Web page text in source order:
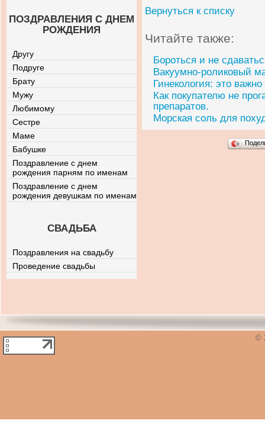
Вернуться к списку
Читайте также:
Бороться и не
Вакуумно-роликовый
Гинекология: это важно
Как покупателю не
препаратов.
Морская соль для
ПОЗДРАВЛЕНИЯ С ДНЕМ
РОЖДЕНИЯ
Другу
Подруге
Брату
Мужу
Любимому
Сестре
Маме
Бабушке
Поздравление с днем
рождения парням по именам
Поздравление с днем
рождения девушкам по именам
СВАДЬБА
Поздравления на свадьбу
Проведение свадьбы
©